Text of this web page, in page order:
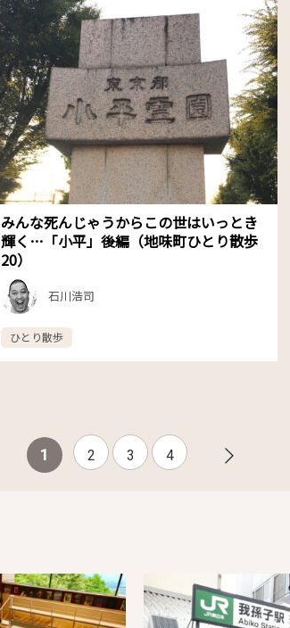
みんな死んじゃうからこの世はいっとき
輝く…「小平」後編（地味町ひとり散歩
20）
石川浩司
ひとり散歩
1 2 3 4